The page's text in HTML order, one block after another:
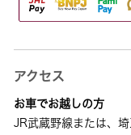
アクセス
お車でお越しの方
JR武蔵野線または、